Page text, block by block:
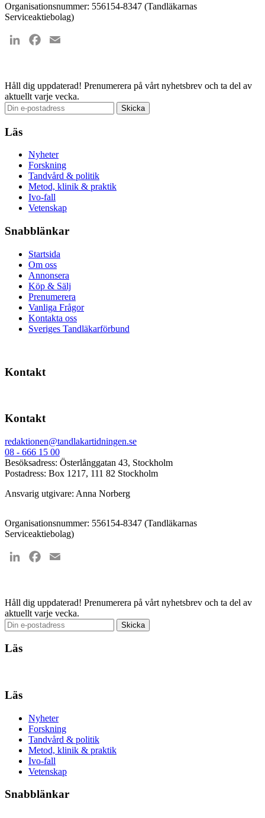
Organisationsnummer: 556154-8347 (Tandläkarnas
Serviceaktiebolag)
LinkedInFacebook
Håll dig uppdaterad! Prenumerera på vårt nyhetsbrev och ta del av
aktuellt varje vecka.
Läs
Nyheter
Forskning
Tandvård & politik
Metod, klinik & praktik
Ivo-fall
Vetenskap
Snabblänkar
Startsida
Om oss
Annonsera
Köp & Sälj
Prenumerera
Vanliga Frågor
Kontakta oss
Sveriges Tandläkarförbund
Kontakt
Kontakt
redaktionen@tandlakartidningen.se
08 - 666 15 00
Besöksadress: Österlånggatan 43, Stockholm
Postadress: Box 1217, 111 82 Stockholm
Ansvarig utgivare: Anna Norberg
Organisationsnummer: 556154-8347 (Tandläkarnas
Serviceaktiebolag)
LinkedInFacebook
Håll dig uppdaterad! Prenumerera på vårt nyhetsbrev och ta del av
aktuellt varje vecka.
Läs
Läs
Nyheter
Forskning
Tandvård & politik
Metod, klinik & praktik
Ivo-fall
Vetenskap
Snabblänkar